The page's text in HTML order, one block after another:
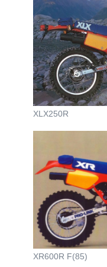
XLX250R
XR600R F(85)